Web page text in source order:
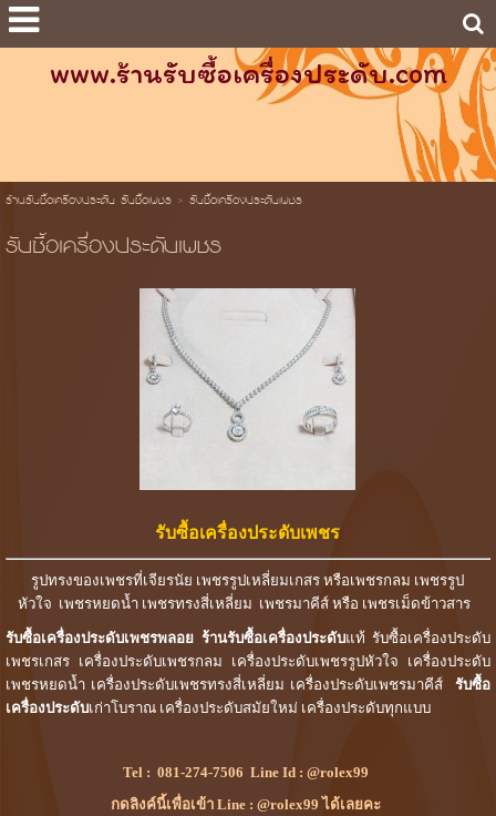
www.ร้านรับซื้อเครื่องประดับ.com
ร้านรับซื้อเครื่องประดับ รับซื้อเพชร> รับซื้อเครื่องประดับเพชร
รับซื้อเครื่องประดับเพชร
รับซื้อเครื่องประดับเพชร
รูปทรงของเพชรที่เจียรนัย เพชรรูปเหลี่ยมเกสร หรือเพชรกลม เพชรรูป
หัวใจ เพชรหยดน้ำ เพชรทรงสี่เหลี่ยม เพชรมาคีส์ หรือ เพชรเม็ดข้าวสาร
รับซื้อเครื่องประดับเพชรพลอย ร้านรับซื้อเครื่องประดับแท้ รับซื้อเครื่องประดับ
เพชรเกสร เครื่องประดับเพชรกลม เครื่องประดับเพชรรูปหัวใจ เครื่องประดับ
เพชรหยดน้ำ เครื่องประดับเพชรทรงสี่เหลี่ยม เครื่องประดับเพชรมาคีส์รับซื้อ
เครื่องประดับเก่าโบราณ เครื่องประดับสมัยใหม่ เครื่องประดับทุกแบบ
Tel :081-274-7506 Line Id :@rolex99
กดลิงค์นี้เพื่อเข้า Line : @rolex99 ได้เลยคะ